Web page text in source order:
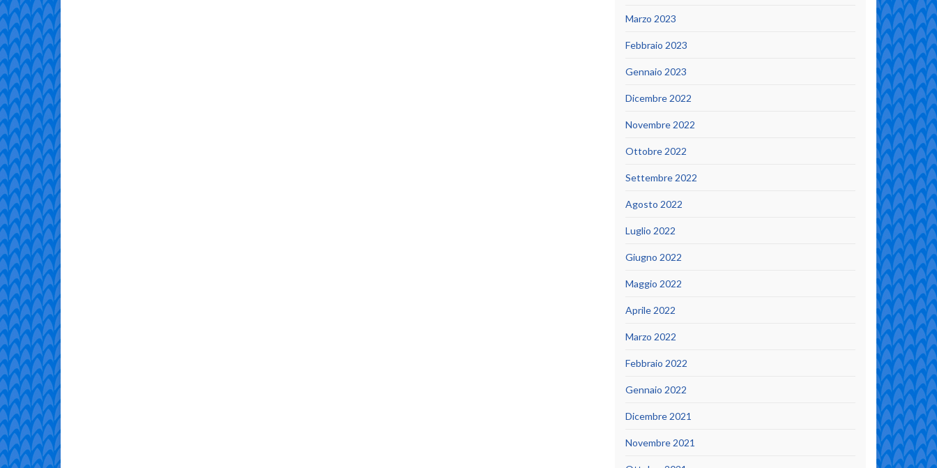
Marzo 2023
Febbraio 2023
Gennaio 2023
Dicembre 2022
Novembre 2022
Ottobre 2022
Settembre 2022
Agosto 2022
Luglio 2022
Giugno 2022
Maggio 2022
Aprile 2022
Marzo 2022
Febbraio 2022
Gennaio 2022
Dicembre 2021
Novembre 2021